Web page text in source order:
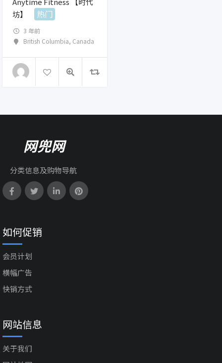
坊】
热门
3 年前
British Columbia, Canada
网兜网
分类信息及购物导航
如何促销
会员计划
横幅广告
快销方式
网站信息
关于我们